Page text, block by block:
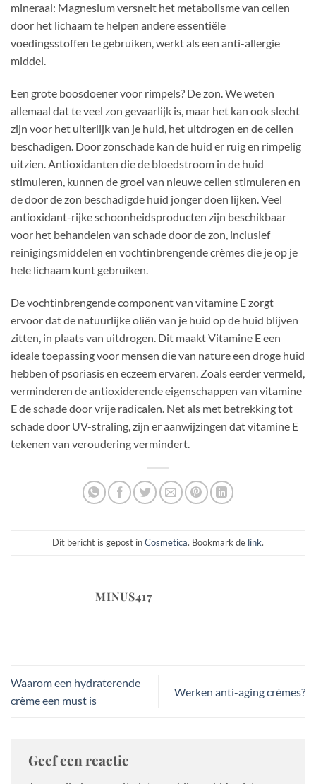
mineraal: Magnesium versnelt het metabolisme van cellen
door het lichaam te helpen andere essentiële
voedingsstoffen te gebruiken, werkt als een anti-allergie
middel.
Een grote boosdoener voor rimpels? De zon. We weten
allemaal dat te veel zon gevaarlijk is, maar het kan ook slecht
zijn voor het uiterlijk van je huid, het uitdrogen en de cellen
beschadigen. Door zonschade kan de huid er ruig en rimpelig
uitzien. Antioxidanten die de bloedstroom in de huid
stimuleren, kunnen de groei van nieuwe cellen stimuleren en
de door de zon beschadigde huid jonger doen lijken. Veel
antioxidant-rijke schoonheidsproducten zijn beschikbaar
voor het behandelen van schade door de zon, inclusief
reinigingsmiddelen en vochtinbrengende crèmes die je op je
hele lichaam kunt gebruiken.
De vochtinbrengende component van vitamine E zorgt
ervoor dat de natuurlijke oliën van je huid op de huid blijven
zitten, in plaats van uitdrogen. Dit maakt Vitamine E een
ideale toepassing voor mensen die van nature een droge huid
hebben of psoriasis en eczeem ervaren. Zoals eerder vermeld,
verminderen de antioxiderende eigenschappen van vitamine
E de schade door vrije radicalen. Net als met betrekking tot
schade door UV-straling, zijn er aanwijzingen dat vitamine E
tekenen van veroudering vermindert.
Dit bericht is gepost inCosmetica. Bookmark de link.
MINUS417
Waarom een hydraterende
crème een must is
Werken anti-aging crèmes?
Geef een reactie